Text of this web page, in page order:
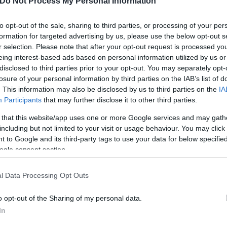
opt-out of the sale, sharing to third parties, or processing of your
for targeted advertising by us, please use the below opt-out
selection. Please note that after your opt-out request is processed
interest-based ads based on personal information utilized by us
to third parties prior to your opt-out. You may separately
of your personal information by third parties on the IAB’s list of
This information may also be disclosed by us to third parties on the
Participants that may further disclose it to other third parties.
that this website/app uses one or more Google services and may
but not limited to your visit or usage behaviour. You may
to Google and its third-party tags to use your data for below
consent section.
Data Processing Opt Outs
opt-out of the Sharing of my personal data.
του διαδικτύου, κατά την οποία ο αποστολέας
τον αποδέκτη του μηνύματος να ακολουθήσει